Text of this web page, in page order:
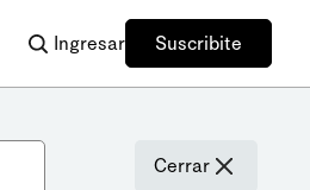
Ingresar Suscribite
Cerrar